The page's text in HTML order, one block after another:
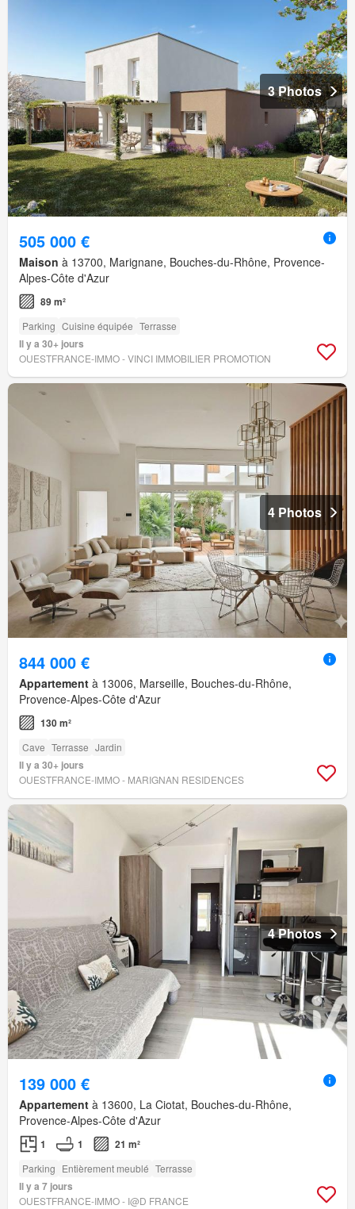
3 Photos
505 000 €
Maison à 13700, Marignane, Bouches-du-Rhône, Provence-
Alpes-Côte d'Azur
89 m²
Parking Cuisine équipée Terrasse
Il y a 30+ jours
OUESTFRANCE-IMMO - VINCI IMMOBILIER PROMOTION
4 Photos
844 000 €
Appartement à 13006, Marseille, Bouches-du-Rhône,
Provence-Alpes-Côte d'Azur
130 m²
Cave Terrasse Jardin
Il y a 30+ jours
OUESTFRANCE-IMMO - MARIGNAN RESIDENCES
4 Photos
139 000 €
Appartement à 13600, La Ciotat, Bouches-du-Rhône,
Provence-Alpes-Côte d'Azur
1 1 21 m²
Parking Entièrement meublé Terrasse
Il y a 7 jours
OUESTFRANCE-IMMO - I@D FRANCE